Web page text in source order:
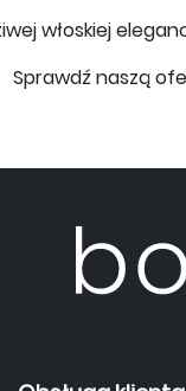
włoskiej
Sprawdź naszą